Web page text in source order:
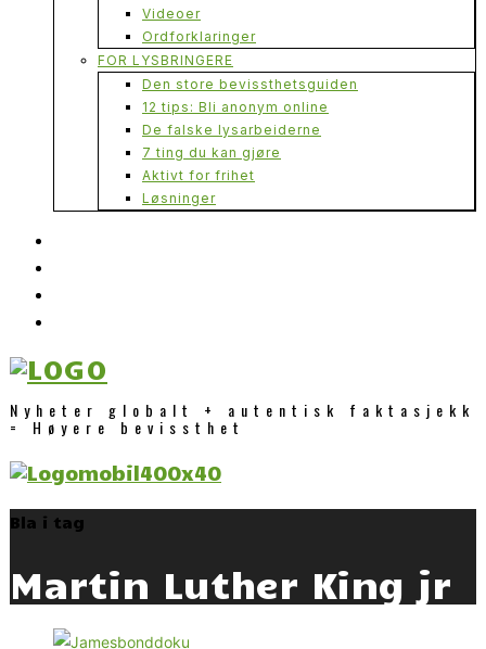
Videoer
Ordforklaringer
FOR LYSBRINGERE
Den store bevissthetsguiden
12 tips: Bli anonym online
De falske lysarbeiderne
7 ting du kan gjøre
Aktivt for frihet
Løsninger
Nyheter globalt + autentisk faktasjekk
= Høyere bevissthet
Bla i tag
Martin Luther King jr